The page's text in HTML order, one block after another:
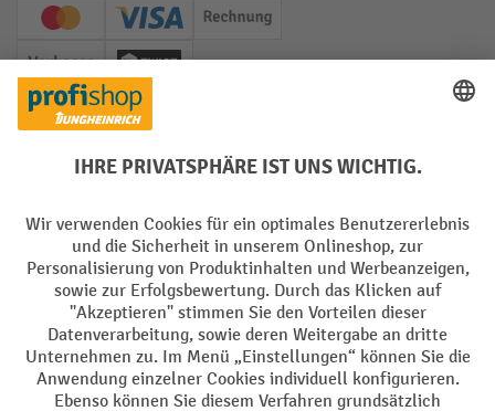
Creditcard (Master)Creditcard (Visa)
Rechnung
Vorkasse Twint
Sprachen
DE FR